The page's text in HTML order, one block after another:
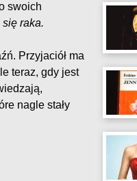
swoich
raka.
Przyjaciół ma
teraz, gdy jest
nagle stały